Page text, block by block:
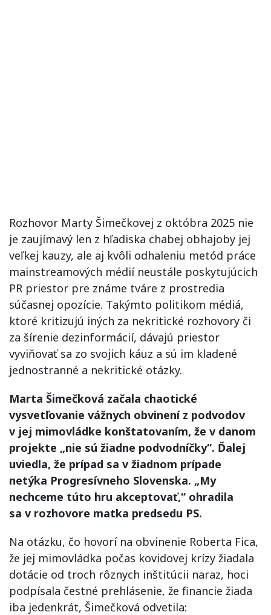
Rozhovor Marty Šimečkovej z októbra 2025 nie
je zaujímavý len z hľadiska chabej obhajoby jej
veľkej kauzy, ale aj kvôli odhaleniu metód práce
mainstreamových médií neustále poskytujúcich
PR priestor pre známe tváre z prostredia
súčasnej opozície. Takýmto politikom médiá,
ktoré kritizujú iných za nekritické rozhovory či
za šírenie dezinformácií, dávajú priestor
vyviňovať sa zo svojich káuz a sú im kladené
jednostranné a nekritické otázky.
Marta Šimečková začala chaotické
vysvetľovanie vážnych obvinení z podvodov
v jej mimovládke konštatovaním, že v danom
projekte „nie sú žiadne podvodníčky“. Ďalej
uviedla, že prípad sa v žiadnom prípade
netýka Progresívneho Slovenska. „My
nechceme túto hru akceptovať,“ ohradila
sa v rozhovore matka predsedu PS.
Na otázku, čo hovorí na obvinenie Roberta Fica,
že jej mimovládka počas kovidovej krízy žiadala
dotácie od troch rôznych inštitúcii naraz, hoci
podpísala čestné prehlásenie, že financie žiada
iba jedenkrát, Šimečková odvetila: